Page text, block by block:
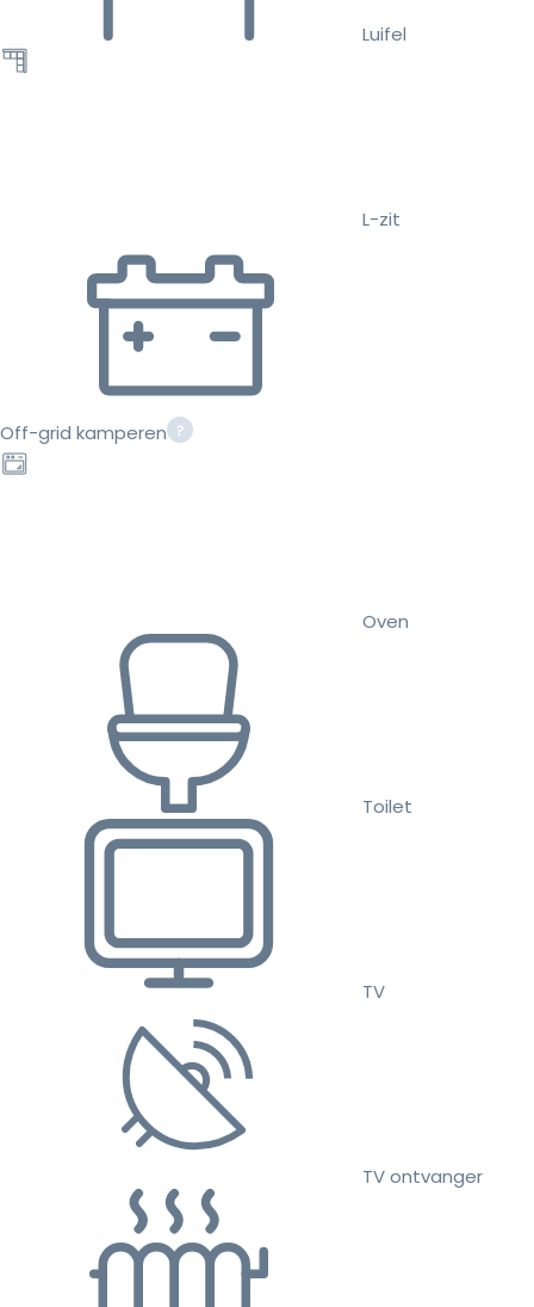
Luifel
L-zit
Off-grid kamperen
Oven
Toilet
TV
TV ontvanger